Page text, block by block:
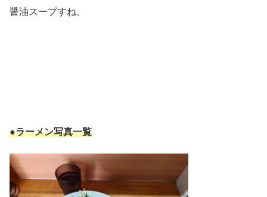
醤油スープすね。
●ラーメン写真一覧